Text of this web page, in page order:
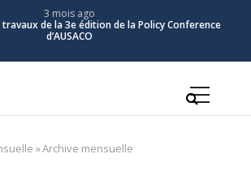
3 mois ago
de la 3e édition de la Policy Conference
d’AUSACO
»Archive mensuelle